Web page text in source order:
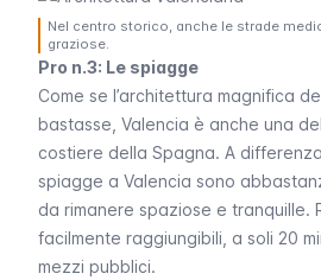
Nel centro storico, anche le strade
graziose.
Pro n.3: Le spiagge
Come se l’architettura magnifica
bastasse, Valencia è anche una
costiere della Spagna. A
spiagge a Valencia sono
da rimanere spaziose e tranquille.
facilmente raggiungibili, a soli 20
mezzi pubblici.